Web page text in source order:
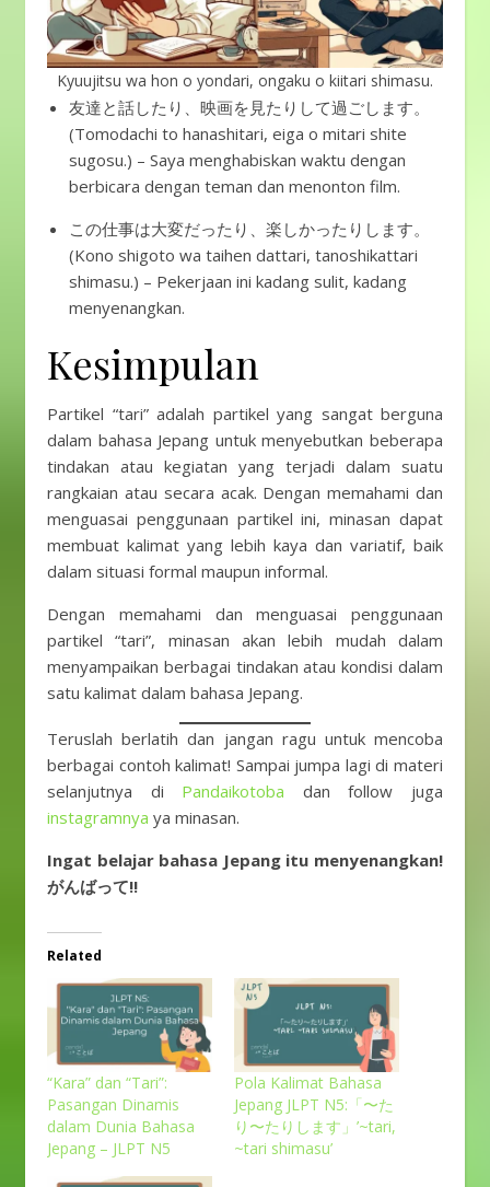
Kyuujitsu wa hon o yondari, ongaku o kiitari shimasu.
友達と話したり、映画を見たりして過ごします。
(Tomodachi to hanashitari, eiga o mitari shite
sugosu.) – Saya menghabiskan waktu dengan
berbicara dengan teman dan menonton film.
この仕事は大変だったり、楽しかったりします。
(Kono shigoto wa taihen dattari, tanoshikattari
shimasu.) – Pekerjaan ini kadang sulit, kadang
menyenangkan.
Kesimpulan
Partikel “tari” adalah partikel yang sangat berguna
dalam bahasa Jepang untuk menyebutkan beberapa
tindakan atau kegiatan yang terjadi dalam suatu
rangkaian atau secara acak. Dengan memahami dan
menguasai penggunaan partikel ini, minasan dapat
membuat kalimat yang lebih kaya dan variatif, baik
dalam situasi formal maupun informal.
Dengan memahami dan menguasai penggunaan
partikel “tari”, minasan akan lebih mudah dalam
menyampaikan berbagai tindakan atau kondisi dalam
satu kalimat dalam bahasa Jepang.
Teruslah berlatih dan jangan ragu untuk mencoba
berbagai contoh kalimat! Sampai jumpa lagi di materi
selanjutnya di Pandaikotoba dan follow juga
instagramnya ya minasan.
Ingat belajar bahasa Jepang itu menyenangkan!
がんばって!!
Related
“Kara” dan “Tari”:
Pasangan Dinamis
dalam Dunia Bahasa
Jepang – JLPT N5
Pola Kalimat Bahasa
Jepang JLPT N5:「〜た
り〜たりします」’~tari,
~tari shimasu’